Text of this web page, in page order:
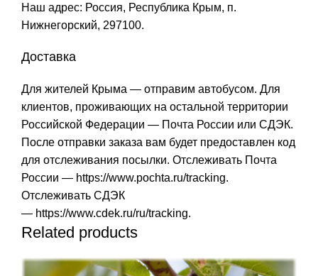
Наш адрес: Россия, Республика Крым, п.
Нижнегорский, 297100.
Доставка
Для жителей Крыма — отправим автобусом. Для
клиентов, проживающих на остальной территории
Российской Федерации — Почта России или СДЭК.
После отправки заказа вам будет предоставлен код
для отслеживания посылки. Отслеживать Почта
России — https://www.pochta.ru/tracking.
Отслеживать СДЭК
— https://www.cdek.ru/ru/tracking.
Related products